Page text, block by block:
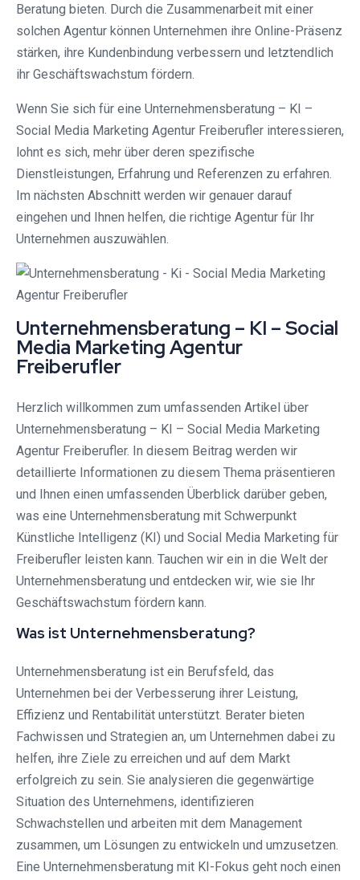
Beratung bieten. Durch die Zusammenarbeit mit einer
solchen Agentur können Unternehmen ihre Online-Präsenz
stärken, ihre Kundenbindung verbessern und letztendlich
ihr Geschäftswachstum fördern.
Wenn Sie sich für eine Unternehmensberatung – KI –
Social Media Marketing Agentur Freiberufler interessieren,
lohnt es sich, mehr über deren spezifische
Dienstleistungen, Erfahrung und Referenzen zu erfahren.
Im nächsten Abschnitt werden wir genauer darauf
eingehen und Ihnen helfen, die richtige Agentur für Ihr
Unternehmen auszuwählen.
Unternehmensberatung – KI – Social
Media Marketing Agentur
Freiberufler
Herzlich willkommen zum umfassenden Artikel über
Unternehmensberatung – KI – Social Media Marketing
Agentur Freiberufler. In diesem Beitrag werden wir
detaillierte Informationen zu diesem Thema präsentieren
und Ihnen einen umfassenden Überblick darüber geben,
was eine Unternehmensberatung mit Schwerpunkt
Künstliche Intelligenz (KI) und Social Media Marketing für
Freiberufler leisten kann. Tauchen wir ein in die Welt der
Unternehmensberatung und entdecken wir, wie sie Ihr
Geschäftswachstum fördern kann.
Was ist Unternehmensberatung?
Unternehmensberatung ist ein Berufsfeld, das
Unternehmen bei der Verbesserung ihrer Leistung,
Effizienz und Rentabilität unterstützt. Berater bieten
Fachwissen und Strategien an, um Unternehmen dabei zu
helfen, ihre Ziele zu erreichen und auf dem Markt
erfolgreich zu sein. Sie analysieren die gegenwärtige
Situation des Unternehmens, identifizieren
Schwachstellen und arbeiten mit dem Management
zusammen, um Lösungen zu entwickeln und umzusetzen.
Eine Unternehmensberatung mit KI-Fokus geht noch einen